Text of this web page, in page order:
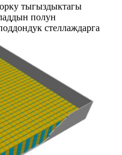
тыгыздыктагы
полун
стеллаждарга